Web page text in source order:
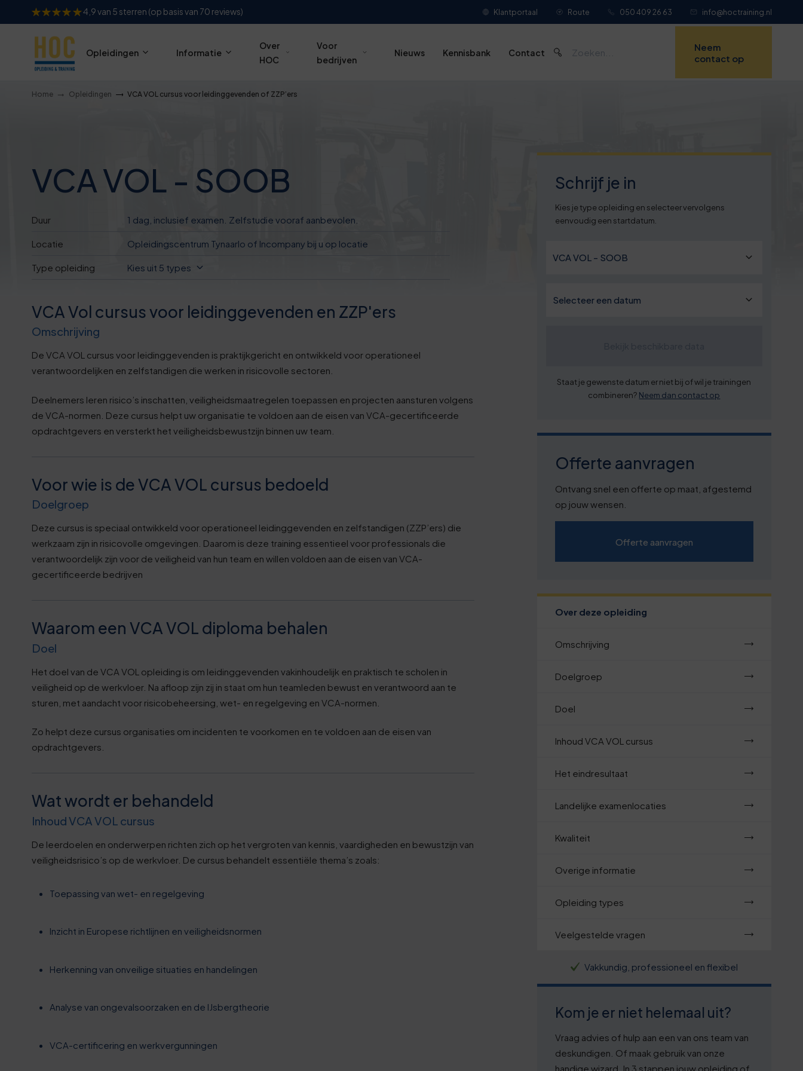
4,9 van 5 sterren (op basis van 70 reviews) Klantportaal Route 050 409 26 63 info@hoctraining.nl
Opleidingen Informatie
Over
HOC
Voor
bedrijven
Nieuws Kennisbank Contact
Neem
contact op
Home Opleidingen VCA VOL cursus voor leidinggevenden of ZZP’ers
VCA VOL - SOOB
Duur 1 dag, inclusief examen. Zelfstudie vooraf aanbevolen.
Locatie Opleidingscentrum Tynaarlo of Incompany bij u op locatie
Type opleiding Kies uit 5 types
VCA Vol cursus voor leidinggevenden en ZZP'ers
Omschrijving
De VCA VOL cursus voor leidinggevenden is praktijkgericht en ontwikkeld voor operationeel
verantwoordelijken en zelfstandigen die werken in risicovolle sectoren.
Deelnemers leren risico’s inschatten, veiligheidsmaatregelen toepassen en projecten aansturen volgens
de VCA-normen. Deze cursus helpt uw organisatie te voldoen aan de eisen van VCA-gecertificeerde
opdrachtgevers en versterkt het veiligheidsbewustzijn binnen uw team.
Voor wie is de VCA VOL cursus bedoeld
Doelgroep
Deze cursus is speciaal ontwikkeld voor operationeel leidinggevenden en zelfstandigen (ZZP’ers) die
werkzaam zijn in risicovolle omgevingen. Daarom is deze training essentieel voor professionals die
verantwoordelijk zijn voor de veiligheid van hun team en willen voldoen aan de eisen van VCA-
gecertificeerde bedrijven
Waarom een VCA VOL diploma behalen
Doel
Het doel van de VCA VOL opleiding is om leidinggevenden vakinhoudelijk en praktisch te scholen in
veiligheid op de werkvloer. Na afloop zijn zij in staat om hun teamleden bewust en verantwoord aan te
sturen, met aandacht voor risicobeheersing, wet- en regelgeving en VCA-normen.
Zo helpt deze cursus organisaties om incidenten te voorkomen en te voldoen aan de eisen van
opdrachtgevers.
Wat wordt er behandeld
Inhoud VCA VOL cursus
De leerdoelen en onderwerpen richten zich op het vergroten van kennis, vaardigheden en bewustzijn van
veiligheidsrisico’s op de werkvloer. De cursus behandelt essentiële thema’s zoals:
Toepassing van wet- en regelgeving
Inzicht in Europese richtlijnen en veiligheidsnormen
Herkenning van onveilige situaties en handelingen
Analyse van ongevalsoorzaken en de IJsbergtheorie
VCA-certificering en werkvergunningen
Schrijf je in
Kies je type opleiding en selecteer vervolgens
eenvoudig een startdatum.
Staat je gewenste datum er niet bij of wil je trainingen
combineren? Neem dan contact op
Offerte aanvragen
Ontvang snel een offerte op maat, afgestemd
op jouw wensen.
Offerte aanvragen
Over deze opleiding
Omschrijving
Doelgroep
Doel
Inhoud VCA VOL cursus
Het eindresultaat
Landelijke examenlocaties
Kwaliteit
Overige informatie
Opleiding types
Veelgestelde vragen
Vakkundig, professioneel en flexibel
Kom je er niet helemaal uit?
Vraag advies of hulp aan een van ons team van
deskundigen. Of maak gebruik van onze
handige wizard. In 3 stappen jouw opleiding of
0
5
0
6
1
6
1
6